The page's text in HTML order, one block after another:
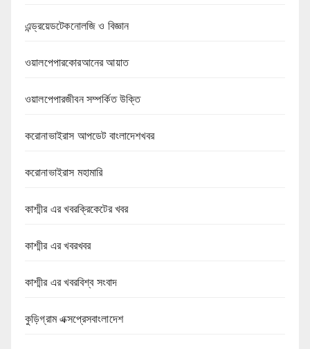
এন্ড্রয়েডটেকনোলজি ও বিজ্ঞান
ওয়ালপেপারকোরআনের আয়াত
ওয়ালপেপারজীবন সম্পর্কিত উক্তি
করোনাভাইরাস আপডেট বাংলাদেশখবর
করোনাভাইরাস মহামারি
কাশ্মীর এর খবরক্রিকেটের খবর
কাশ্মীর এর খবরখবর
কাশ্মীর এর খবরবিশ্ব সংবাদ
কুড়িগ্রাম এক্সপ্রেসবাংলাদেশ